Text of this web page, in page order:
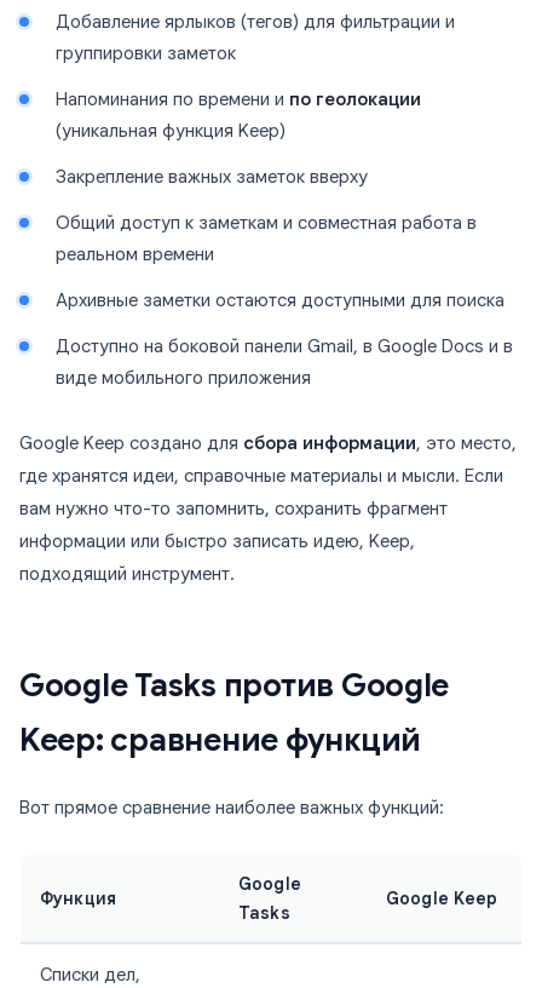
Добавление ярлыков (тегов) для фильтрации и
группировки заметок
Напоминания по времени и по геолокации
(уникальная функция Keep)
Закрепление важных заметок вверху
Общий доступ к заметкам и совместная работа в
реальном времени
Архивные заметки остаются доступными для поиска
Доступно на боковой панели Gmail, в Google Docs и в
виде мобильного приложения
Google Keep создано для сбора информации, это место,
где хранятся идеи, справочные материалы и мысли. Если
вам нужно что-то запомнить, сохранить фрагмент
информации или быстро записать идею, Keep,
подходящий инструмент.
Google Tasks против Google
Keep: сравнение функций
Вот прямое сравнение наиболее важных функций:
Функция
Google
Tasks
Google Keep
Списки дел,